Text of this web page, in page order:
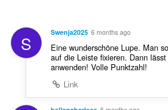
S Swenja2025 6 months ago
Eine wunderschöne Lupe. Man
auf die Leiste fixieren. Dann
anwenden! Volle Punktzahl!
Link